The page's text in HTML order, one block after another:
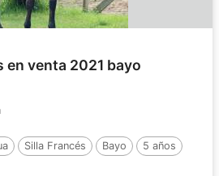
en venta 2021 bayo
Silla Francés Bayo
5 años